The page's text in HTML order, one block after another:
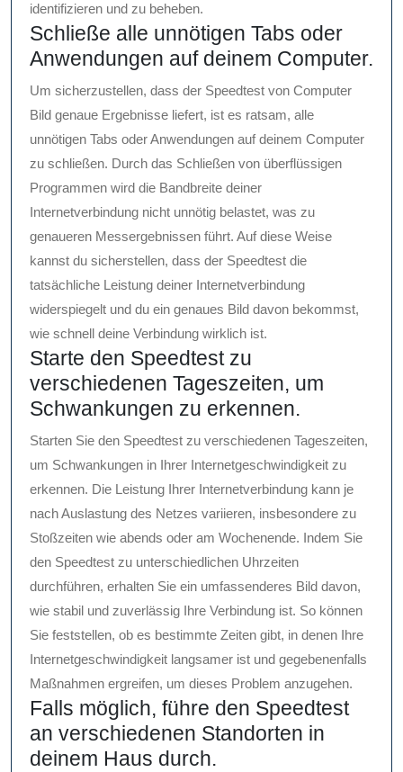
identifizieren und zu beheben.
Schließe alle unnötigen Tabs oder
Anwendungen auf deinem Computer.
Um sicherzustellen, dass der Speedtest von Computer
Bild genaue Ergebnisse liefert, ist es ratsam, alle
unnötigen Tabs oder Anwendungen auf deinem Computer
zu schließen. Durch das Schließen von überflüssigen
Programmen wird die Bandbreite deiner
Internetverbindung nicht unnötig belastet, was zu
genaueren Messergebnissen führt. Auf diese Weise
kannst du sicherstellen, dass der Speedtest die
tatsächliche Leistung deiner Internetverbindung
widerspiegelt und du ein genaues Bild davon bekommst,
wie schnell deine Verbindung wirklich ist.
Starte den Speedtest zu
verschiedenen Tageszeiten, um
Schwankungen zu erkennen.
Starten Sie den Speedtest zu verschiedenen Tageszeiten,
um Schwankungen in Ihrer Internetgeschwindigkeit zu
erkennen. Die Leistung Ihrer Internetverbindung kann je
nach Auslastung des Netzes variieren, insbesondere zu
Stoßzeiten wie abends oder am Wochenende. Indem Sie
den Speedtest zu unterschiedlichen Uhrzeiten
durchführen, erhalten Sie ein umfassenderes Bild davon,
wie stabil und zuverlässig Ihre Verbindung ist. So können
Sie feststellen, ob es bestimmte Zeiten gibt, in denen Ihre
Internetgeschwindigkeit langsamer ist und gegebenenfalls
Maßnahmen ergreifen, um dieses Problem anzugehen.
Falls möglich, führe den Speedtest
an verschiedenen Standorten in
deinem Haus durch.